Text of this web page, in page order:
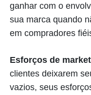
ganhar com o
sua marca quando
em compradores
Esforços de
clientes deixarem
vazios, seus